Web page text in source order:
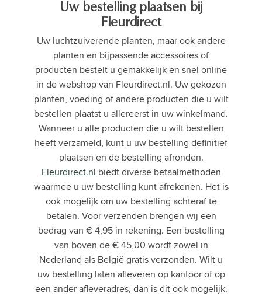
Uw bestelling plaatsen bij
Fleurdirect
Uw luchtzuiverende planten, maar ook andere
planten en bijpassende accessoires of
producten bestelt u gemakkelijk en snel online
in de webshop van Fleurdirect.nl. Uw gekozen
planten, voeding of andere producten die u wilt
bestellen plaatst u allereerst in uw winkelmand.
Wanneer u alle producten die u wilt bestellen
heeft verzameld, kunt u uw bestelling definitief
plaatsen en de bestelling afronden.
Fleurdirect.nl biedt diverse betaalmethoden
waarmee u uw bestelling kunt afrekenen. Het is
ook mogelijk om uw bestelling achteraf te
betalen. Voor verzenden brengen wij een
bedrag van € 4,95 in rekening. Een bestelling
van boven de € 45,00 wordt zowel in
Nederland als België gratis verzonden. Wilt u
uw bestelling laten afleveren op kantoor of op
een ander afleveradres, dan is dit ook mogelijk.